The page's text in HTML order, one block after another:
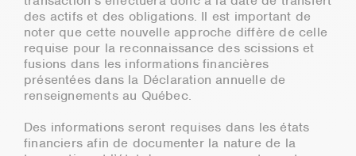
des actifs et des obligations. Il est important de
noter que cette nouvelle approche diffère de celle
requise pour la reconnaissance des scissions et
fusions dans les informations financières
présentées dans la Déclaration annuelle de
renseignements au Québec.
Des informations seront requises dans les états
financiers afin de documenter la nature de la